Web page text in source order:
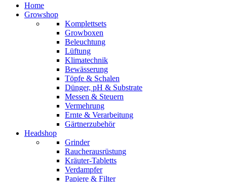
Home
Growshop
Komplettsets
Growboxen
Beleuchtung
Lüftung
Klimatechnik
Bewässerung
Töpfe & Schalen
Dünger, pH & Substrate
Messen & Steuern
Vermehrung
Ernte & Verarbeitung
Gärtnerzubehör
Headshop
Grinder
Raucherausrüstung
Kräuter-Tabletts
Verdampfer
Papiere & Filter